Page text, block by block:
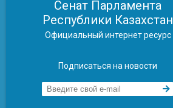
Сенат Парламента
Республики Казахстан
Официальный интернет ресурс
Подписаться на новости